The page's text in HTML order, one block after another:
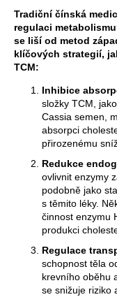
Tradiční čínská
regulaci
se liší od metod
klíčových strategií,
TCM:
Inhibice
složky TCM,
Cassia semen,
absorpci
přirozenému
Redukce
ovlivnit enzymy
podobně jako
s těmito léky.
činnost enzymu
produkci
Regulace
schopnost těla
krevního oběhu
se snižuje riziko